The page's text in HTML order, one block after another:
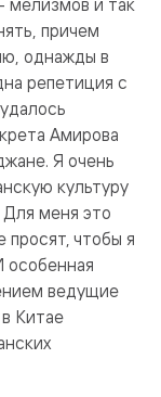
мелизмов и так
причем
однажды в
репетиция с
Амирова
Я очень
культуру
Для меня это
просят, чтобы я
особенная
ведущие
Китае